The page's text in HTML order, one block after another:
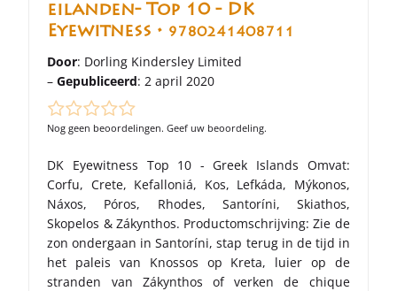
eilanden- Top 10 - DK
Eyewitness • 9780241408711
Door: Dorling Kindersley Limited
–Gepubliceerd: 2 april 2020
Nog geen beoordelingen. Geef uw beoordeling.
DK Eyewitness Top 10 - Greek Islands Omvat:
Corfu, Crete, Kefalloniá, Kos, Lefkáda, Mýkonos,
Náxos, Póros, Rhodes, Santoríni, Skiathos,
Skopelos & Zákynthos. Productomschrijving: Zie de
zon ondergaan in Santoríni, stap terug in de tijd in
het paleis van Knossos op Kreta, luier op de
stranden van Zákynthos of verken de chique